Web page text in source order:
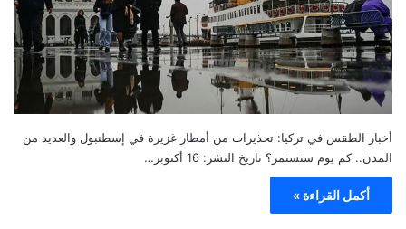
أخبار الطقس في تركيا: تحذيرات من أمطار غزيرة في إسطنبول والعديد من
المدن.. كم يوم ستستمر؟ تاريخ النشر: 16 أكتوبر…
أكمل القراءة »